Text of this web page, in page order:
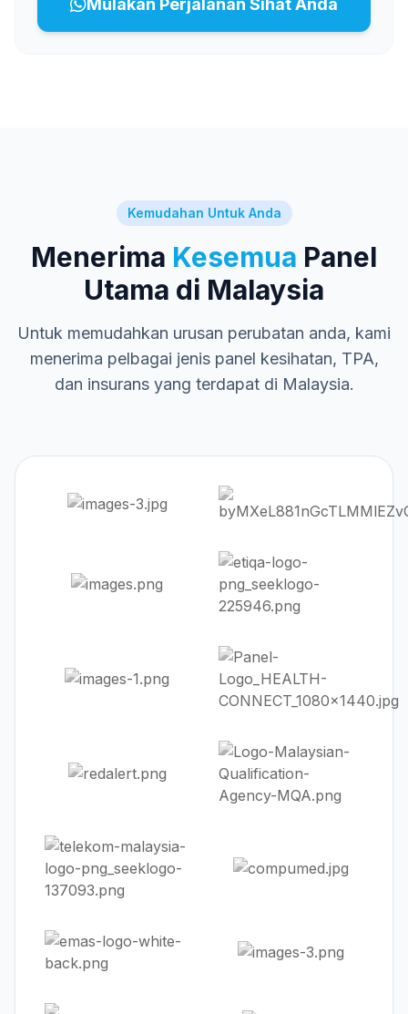
Mulakan Perjalanan Sihat Anda
Kemudahan Untuk Anda
Menerima Kesemua Panel
Utama di Malaysia
Untuk memudahkan urusan perubatan anda, kami
menerima pelbagai jenis panel kesihatan, TPA,
dan insurans yang terdapat di Malaysia.